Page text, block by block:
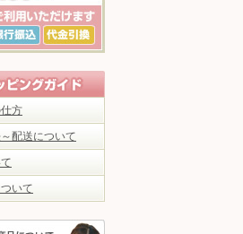
方
配送について
いて